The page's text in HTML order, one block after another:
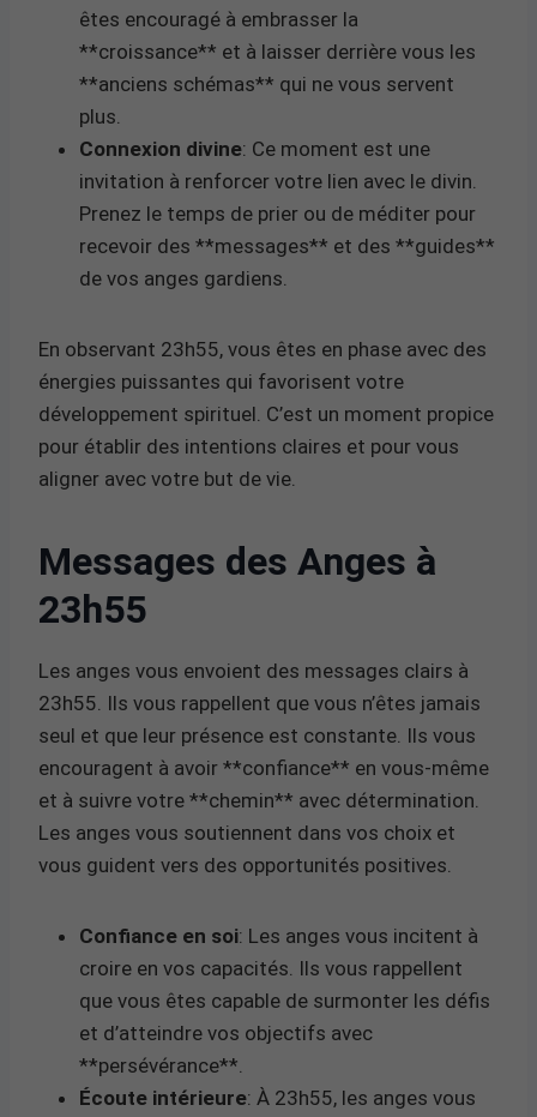
êtes encouragé à embrasser la
**croissance** et à laisser derrière vous les
**anciens schémas** qui ne vous servent
plus.
Connexion divine: Ce moment est une
invitation à renforcer votre lien avec le divin.
Prenez le temps de prier ou de méditer pour
recevoir des **messages** et des **guides**
de vos anges gardiens.
En observant 23h55, vous êtes en phase avec des
énergies puissantes qui favorisent votre
développement spirituel. C’est un moment propice
pour établir des intentions claires et pour vous
aligner avec votre but de vie.
Messages des Anges à
23h55
Les anges vous envoient des messages clairs à
23h55. Ils vous rappellent que vous n’êtes jamais
seul et que leur présence est constante. Ils vous
encouragent à avoir **confiance** en vous-même
et à suivre votre **chemin** avec détermination.
Les anges vous soutiennent dans vos choix et
vous guident vers des opportunités positives.
Confiance en soi: Les anges vous incitent à
croire en vos capacités. Ils vous rappellent
que vous êtes capable de surmonter les défis
et d’atteindre vos objectifs avec
**persévérance**.
Écoute intérieure: À 23h55, les anges vous